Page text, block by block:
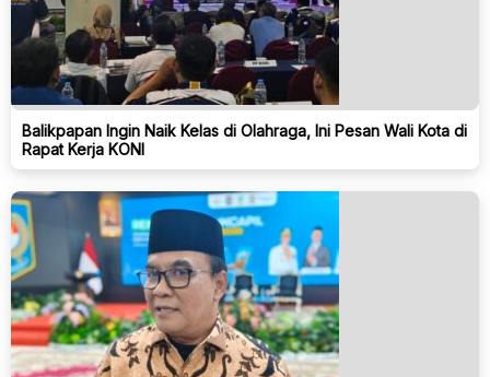
Balikpapan Ingin Naik Kelas di Olahraga, Ini Pesan Wali Kota di
Rapat Kerja KONI